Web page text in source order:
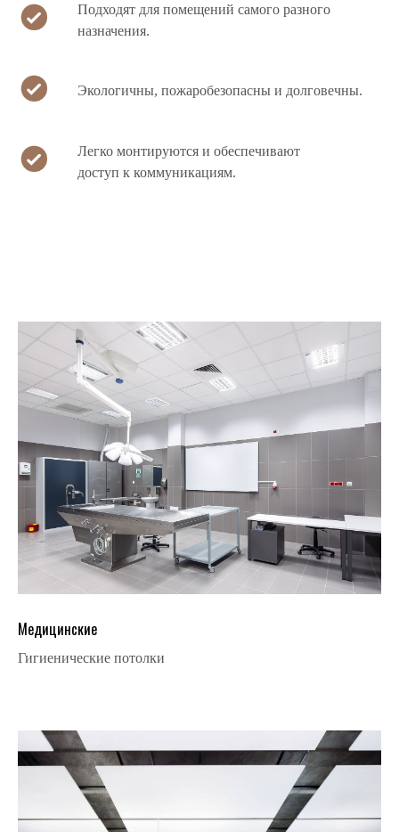
Подходят для помещений самого разного
назначения.
Экологичны, пожаробезопасны и долговечны.
Легко монтируются и обеспечивают
доступ к коммуникациям.
Медицинские
Гигиенические потолки